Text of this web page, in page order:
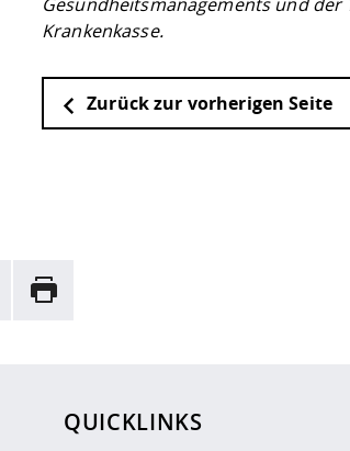
Krankenkasse.
Zurück zur vorherigen Seite
Drucken
QUICKLINKS